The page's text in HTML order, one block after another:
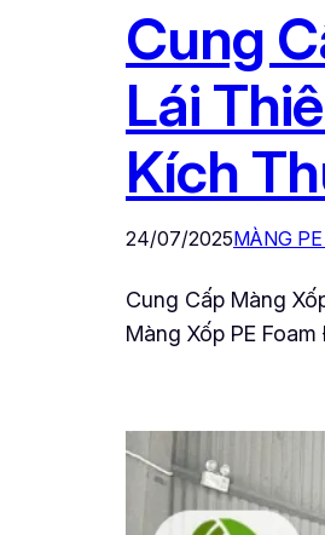
Cung
Lái
Kích
24/07/2025MÀNG
Cung Cấp Màng
Màng Xốp PE